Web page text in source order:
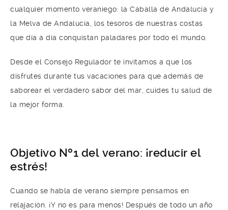
cualquier momento veraniego: la Caballa de Andalucía y
la Melva de Andalucía, los tesoros de nuestras costas
que día a día conquistan paladares por todo el mundo.
Desde el Consejo Regulador te invitamos a que los
disfrutes durante tus vacaciones para que además de
saborear el verdadero sabor del mar, cuides tu salud de
la mejor forma.
Objetivo Nº1 del verano: ¡reducir el
estrés!
Cuando se habla de verano siempre pensamos en
relajación. ¡Y no es para menos! Después de todo un año